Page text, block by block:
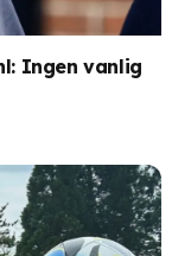
Ingen vanlig